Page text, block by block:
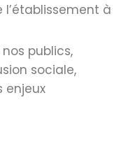
à
publics,
sociale,
enjeux